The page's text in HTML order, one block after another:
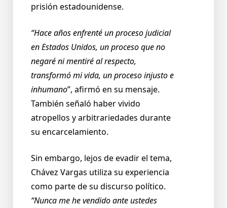
prisión estadounidense.
“Hace años enfrenté un proceso judicial
en Estados Unidos, un proceso que no
negaré ni mentiré al respecto,
transformó mi vida, un proceso injusto e
inhumano”, afirmó en su mensaje.
También señaló haber vivido
atropellos y arbitrariedades durante
su encarcelamiento.
Sin embargo, lejos de evadir el tema,
Chávez Vargas utiliza su experiencia
como parte de su discurso político.
“Nunca me he vendido ante ustedes